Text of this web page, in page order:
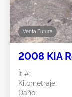
Venta Futura
2008 KIA
Ít #:
Kilometraje:
Daño: